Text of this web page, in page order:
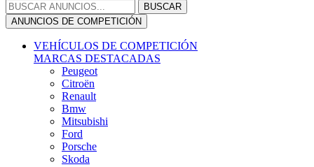
ANUNCIOS DE COMPETICIÓN
VEHÍCULOS DE COMPETICIÓN
MARCAS DESTACADAS
Peugeot
Citroën
Renault
Bmw
Mitsubishi
Ford
Porsche
Skoda
OTRAS MARCAS